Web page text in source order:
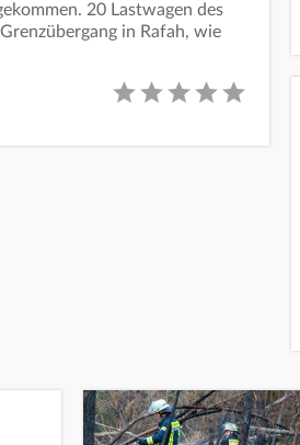
20 Lastwagen des
in Rafah, wie